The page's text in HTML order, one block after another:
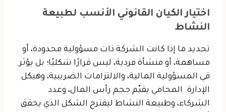
اختيار الكيان القانوني الأنسب لطبيعة
النشاط
تحديد ما إذا كانت الشركة ذات مسؤولية محدودة، أو
مساهمة، أو منشأة فردية، ليس قرارًا شكليًا؛ بل يؤثر
في المسؤولية المالية، والالتزامات الضريبية، وهيكل
الإدارة. المحامي يقيّم حجم رأس المال، وعدد
الشركاء، وطبيعة النشاط ليقترح الشكل الذي يحقق